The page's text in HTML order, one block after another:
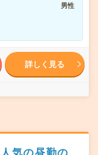
男性
詳しく見る
気の昼勤の